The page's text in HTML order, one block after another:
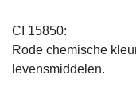
CI 15850:
Rode chemische
levensmiddelen.